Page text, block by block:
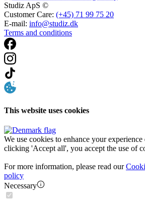
Studiz ApS ©
Customer Care: (+45) 71 99 75 20
E-mail: info@studiz.dk
Terms and conditions
This website uses cookies
We use cookies to enhance your
clicking 'Accept all', you accept the use of
For more information, please read our
policy
Necessary